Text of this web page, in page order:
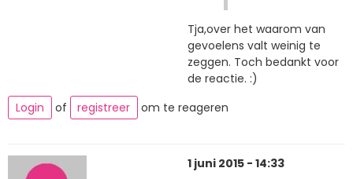
Tja,over het waarom van
gevoelens valt weinig te
zeggen. Toch bedankt voor
de reactie. :)
Login
of registreer om te reageren
1 juni 2015 - 14:33